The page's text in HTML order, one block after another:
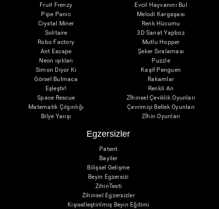
Fruit Frenzy
Pipe Panic
Crystal Miner
Solitaire
Robo Factory
Ant Escape
Neon ışıkları
Simon Diyor Ki
Görsel Bulmaca
Eşleştir!
Space Rescue
Matematik Çılgınlığı
Bilye Yarışı
Evcil Hayvanını Bul
Melodi Kargaşası
Renk Hücumu
3D Sanat Yapboz
Mutlu Hopper
Şeker Sıralaması
Puzzle
Kaşif Penguen
Rakamlar
Renkli Arı
Zİhinsel Çeviklik Oyunları
Çevrimiçi Bellek Oyunları
Zİhin Oyunları
Egzersizler
Patent
Bayiler
Bilişsel Gelişme
Beyin Egzersizi
ZihinTesti
Zihinsel Egzersizler
Kişiselleştirilmiş Beyin Eğitimi